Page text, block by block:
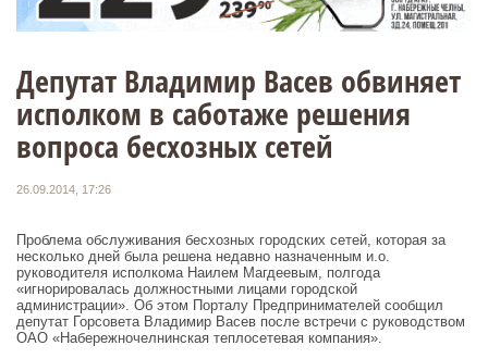
Депутат Владимир Васев обвиняет
исполком в саботаже решения
вопроса бесхозных сетей
26.09.2014, 17:26
Проблема обслуживания бесхозных городских сетей, которая за
несколько дней была решена недавно назначенным и.о.
руководителя исполкома Наилем Магдеевым, полгода
«игнорировалась должностными лицами городской
администрации». Об этом Порталу Предпринимателей сообщил
депутат Горсовета Владимир Васев после встречи с руководством
ОАО «Набережночелнинская теплосетевая компания».